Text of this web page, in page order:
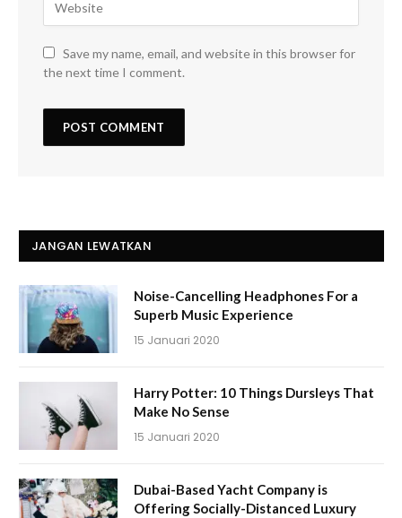
Save my name, email, and website in this browser for
the next time I comment.
JANGAN LEWATKAN
Noise-Cancelling Headphones For a
Superb Music Experience
15 Januari 2020
Harry Potter: 10 Things Dursleys That
Make No Sense
15 Januari 2020
Dubai-Based Yacht Company is
Offering Socially-Distanced Luxury